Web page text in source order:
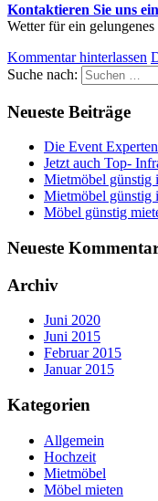
Kontaktieren Sie uns
Wetter für ein gelungenes
Kommentar hinterlassen
Suche nach:
Neueste Beiträge
Die Event
Jetzt auch Top-
Mietmöbel günstig
Mietmöbel günstig
Möbel günstig
Neueste
Archiv
Juni 2020
Juni 2015
Februar 2015
Januar 2015
Kategorien
Allgemein
Hochzeit
Mietmöbel
Möbel mieten